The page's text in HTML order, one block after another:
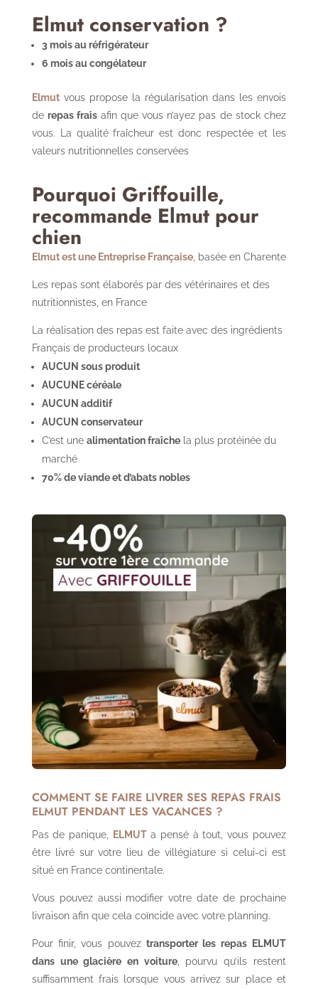
Elmut conservation ?
3 mois au réfrigérateur
6 mois au congélateur
Elmutvous propose la régularisation dans les envois
de repas fraisafin que vous n’ayez pas de stock chez
vous. La qualité fraîcheur est donc respectée et les
valeurs nutritionnelles conservées
Pourquoi Griffouille,
recommande Elmut pour
chien
Elmut est une Entreprise Française, basée en Charente
Les repas sont élaborés par des vétérinaires et des
nutritionnistes, en France
La réalisation des repas est faite avec des ingrédients
Français de producteurs locaux
AUCUN sous produit
AUCUNE céréale
AUCUN additif
AUCUN conservateur
C’est une alimentation fraîchela plus protéinée du
marché
70% de viande et d’abats nobles
COMMENT SE FAIRE LIVRER SES REPAS FRAIS
ELMUT PENDANT LES VACANCES ?
Pas de panique, ELMUTa pensé à tout, vous pouvez
être livré sur votre lieu de villégiature si celui-ci est
situé en France continentale.
Vous pouvez aussi modifier votre date de prochaine
livraison afin que cela coïncide avec votre planning.
Pour finir, vous pouvez transporter les repas ELMUT
dans une glacière en voiture, pourvu qu’ils restent
suffisamment frais lorsque vous arrivez sur place et